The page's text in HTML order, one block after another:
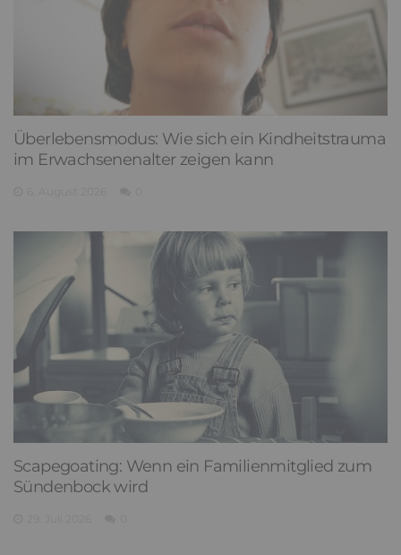
Überlebensmodus: Wie sich ein Kindheitstrauma
im Erwachsenenalter zeigen kann
Scapegoating: Wenn ein Familienmitglied zum
Sündenbock wird